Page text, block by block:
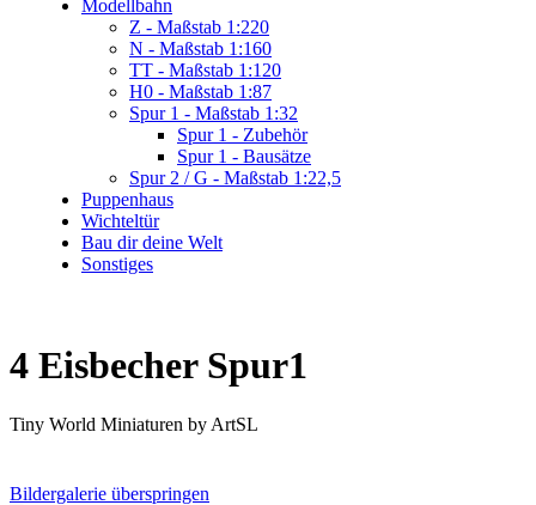
Modellbahn
Z - Maßstab 1:220
N - Maßstab 1:160
TT - Maßstab 1:120
H0 - Maßstab 1:87
Spur 1 - Maßstab 1:32
Spur 1 - Zubehör
Spur 1 - Bausätze
Spur 2 / G - Maßstab 1:22,5
Puppenhaus
Wichteltür
Bau dir deine Welt
Sonstiges
4 Eisbecher Spur1
Tiny World Miniaturen by ArtSL
Bildergalerie überspringen